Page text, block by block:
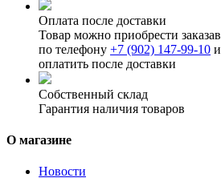
Оплата после доставки
Товар можно приобрести заказав
по телефону +7 (902) 147-99-10 и
оплатить после доставки
Собственный склад
Гарантия наличия товаров
О магазине
Новости